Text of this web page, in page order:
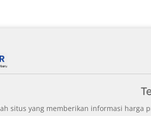
situs yang memberikan informasi